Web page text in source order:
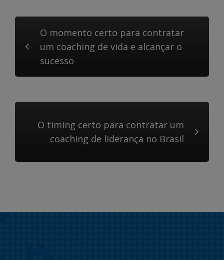
O momento certo para contratar
um coaching de vida e alcançar o
sucesso
O timing certo para contratar um
coaching de liderança no Brasil